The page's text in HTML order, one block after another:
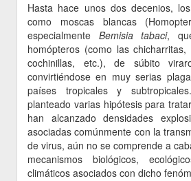
Hasta hace unos dos decenios,
como moscas blancas
especialmente Bemisia tabaci,
homópteros (como las chicharritas,
cochinillas, etc.), de súbito
convirtiéndose en muy serias
países tropicales y
planteado varias hipótesis para
han alcanzado densidades
asociadas comúnmente con la
de virus, aún no se comprende a
mecanismos biológicos,
climáticos asociados con dicho